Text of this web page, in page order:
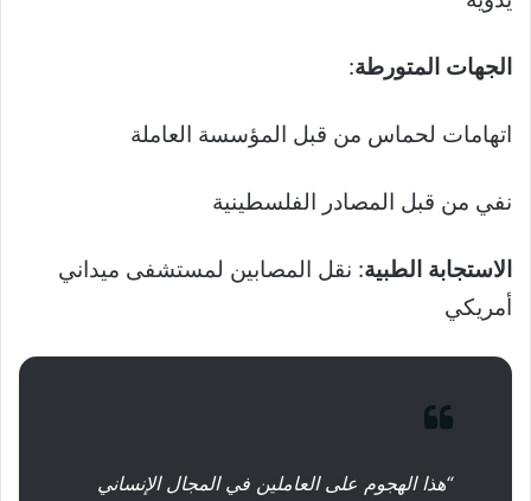
الجهات المتورطة:
اتهامات لحماس من قبل المؤسسة العاملة
نفي من قبل المصادر الفلسطينية
الاستجابة الطبية: نقل المصابين لمستشفى ميداني
أمريكي
“هذا الهجوم على العاملين في المجال الإنساني